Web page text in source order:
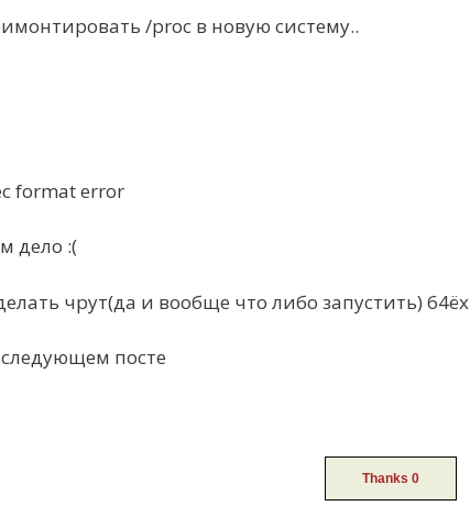
/proc в новую систему..
format error
дело :(
чрут(да и вообще что либо запустить) 64ёх
посте